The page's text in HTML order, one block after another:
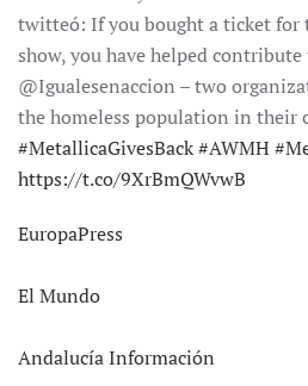
twitteó: If you bought a ticket
show, you have helped
@Igualesenaccion – two
the homeless population in their
#MetallicaGivesBack#AWMH #
https://t.co/9XrBmQWvwB
EuropaPress
El Mundo
Andalucía Información